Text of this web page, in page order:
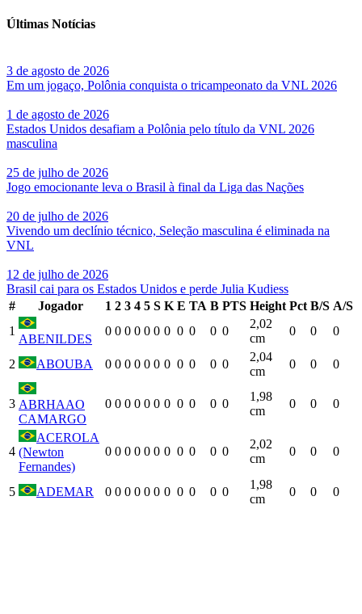
Últimas Notícias
3 de agosto de 2026
Em um jogaço, Polônia conquista o tricampeonato da VNL 2026
1 de agosto de 2026
Estados Unidos desafiam a Polônia pelo título da VNL 2026
masculina
25 de julho de 2026
Jogo emocionante leva o Brasil à final da Liga das Nações
20 de julho de 2026
Vivendo um declínio técnico, Seleção masculina é eliminada na
VNL
12 de julho de 2026
Brasil cai para os Estados Unidos e perde Julia Kudiess
#
Jogador 1 2 3 4 5 S K E TA B PTS Height Pct B/S A/S
1
ABENILDES
0 0 0 0 0 0 0 0 0 0 0
2,02
cm
0 0 0
2 ABOUBA 0 0 0 0 0 0 0 0 0 0 0
2,04
cm
0 0 0
3 ABRHAAO
CAMARGO
0 0 0 0 0 0 0 0 0 0 0
1,98
cm
0 0 0
4
ACEROLA
(Newton
Fernandes)
0 0 0 0 0 0 0 0 0 0 0
2,02
cm
0 0 0
5 ADEMAR 0 0 0 0 0 0 0 0 0 0 0
1,98
cm
0 0 0